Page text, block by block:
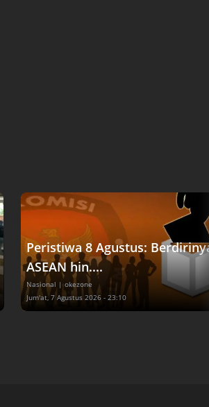
Peristiwa 8 Agustus:
ASEAN hin....
Nasional | okezone
Jum'at, 7 Agustus 2026 - 23:10